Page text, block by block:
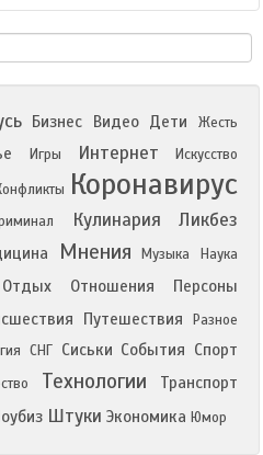
Бизнес Видео Дети
Жесть
Игры Интернет Искусство
Коронавирус
Кулинария Ликбез
Мнения Музыка Наука
Отдых Отношения Персоны
Путешествия
Разное
СНГ Сиськи События Спорт
Технологии Транспорт
Штуки Экономика Юмор